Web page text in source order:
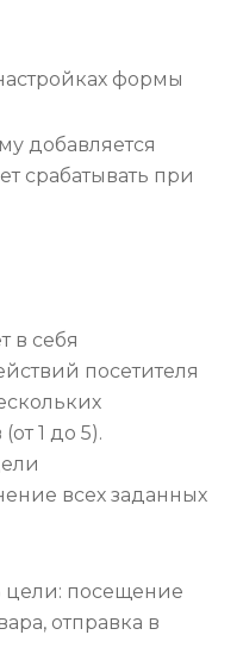
добавляется
срабатывать при
в себя
посетителя
1 до 5).
всех заданных
цели: посещение
отправка в